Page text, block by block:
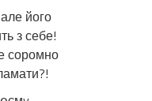
його
з себе!
соромно